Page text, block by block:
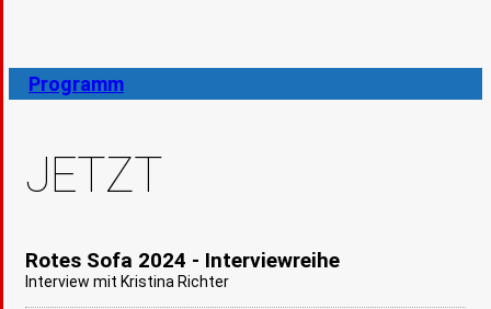
Programm
JETZT
Rotes Sofa 2024 - Interviewreihe
Interview mit Kristina Richter